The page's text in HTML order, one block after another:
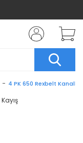
4 PK 650 Rexbelt Kanallı